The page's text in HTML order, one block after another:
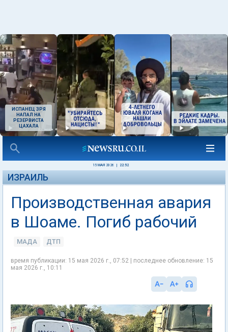
ИСПАНЕЦ ЗРЯ
НАПАЛ НА
РЕЗЕРВИСТА
ЦАХАЛА
15 МАЯ 2026 22:52
ИЗРАИЛЬ
Производственная авария
в Шоаме. Погиб рабочий
МАДА ДТП
время публикации: 15 мая 2026 г., 07:52 | последнее обновление: 15
мая 2026 г., 10:11